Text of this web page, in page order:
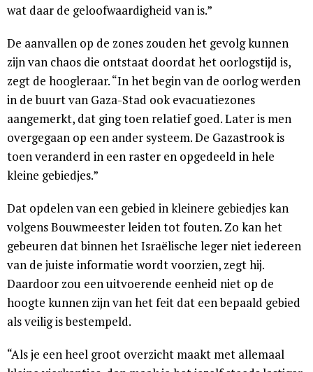
wat daar de geloofwaardigheid van is.”
De aanvallen op de zones zouden het gevolg kunnen
zijn van chaos die ontstaat doordat het oorlogstijd is,
zegt de hoogleraar. “In het begin van de oorlog werden
in de buurt van Gaza-Stad ook evacuatiezones
aangemerkt, dat ging toen relatief goed. Later is men
overgegaan op een ander systeem. De Gazastrook is
toen veranderd in een raster en opgedeeld in hele
kleine gebiedjes.”
Dat opdelen van een gebied in kleinere gebiedjes kan
volgens Bouwmeester leiden tot fouten. Zo kan het
gebeuren dat binnen het Israëlische leger niet iedereen
van de juiste informatie wordt voorzien, zegt hij.
Daardoor zou een uitvoerende eenheid niet op de
hoogte kunnen zijn van het feit dat een bepaald gebied
als veilig is bestempeld.
“Als je een heel groot overzicht maakt met allemaal